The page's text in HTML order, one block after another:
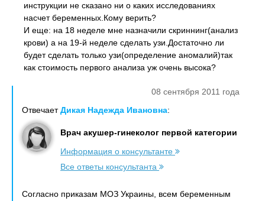
инструкции не сказано ни о каких исследованиях
насчет беременных.Кому верить?
И еще: на 18 неделе мне назначили скриннинг(анализ
крови) а на 19-й неделе сделать узи.Достаточно ли
будет сделать только узи(определение аномалий)так
как стоимость первого анализа уж очень высока?
08 сентября 2011 года
ОтвечаетДикая Надежда Ивановна:
Врач акушер-гинеколог первой категории
Информация о консультанте
Все ответы консультанта
Согласно приказам МОЗ Украины, всем беременным